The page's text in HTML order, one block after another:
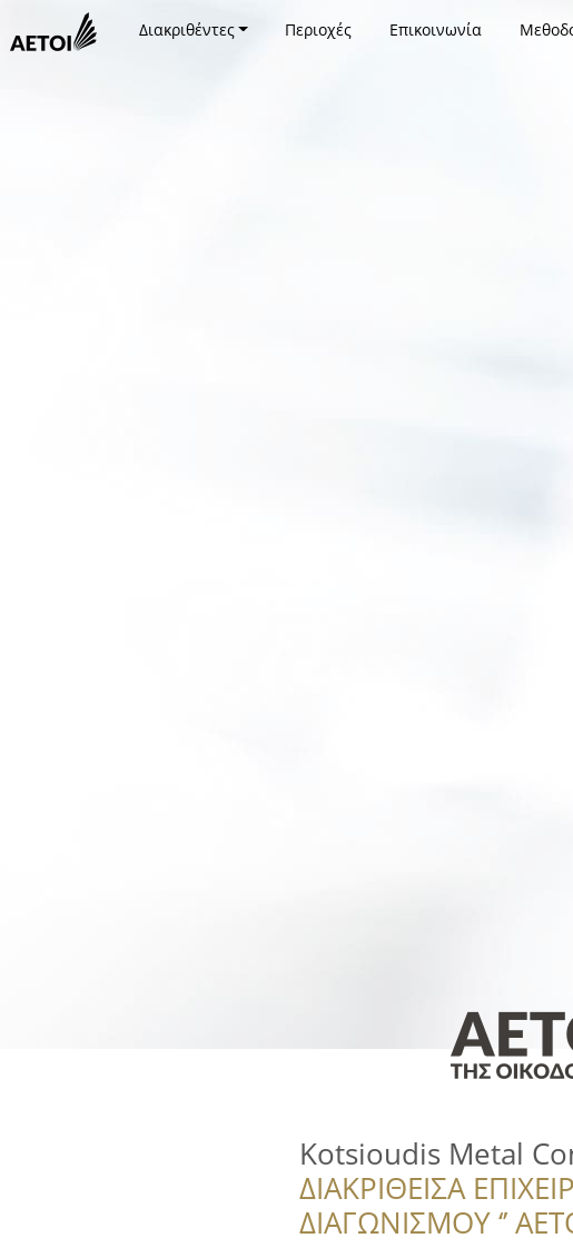
Διακριθέντες Περιοχές Επικοινωνία
Kotsioudis Metal
ΔΙΑΚΡΙΘΕΙΣΑ
ΔΙΑΓΩΝΙΣΜΟΥ ‘’